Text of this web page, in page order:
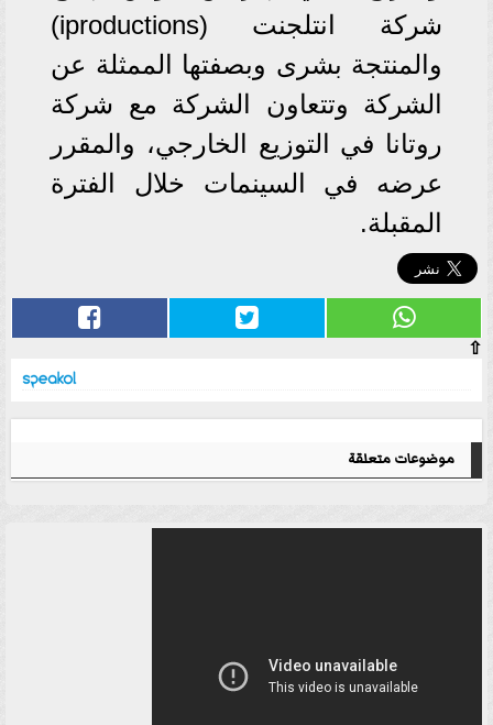
شركة انتلجنت (iproductions)
والمنتجة بشرى وبصفتها الممثلة عن
الشركة وتتعاون الشركة مع شركة
روتانا في التوزيع الخارجي، والمقرر
عرضه في السينمات خلال الفترة
المقبلة.
⇧
موضوعات متعلقة